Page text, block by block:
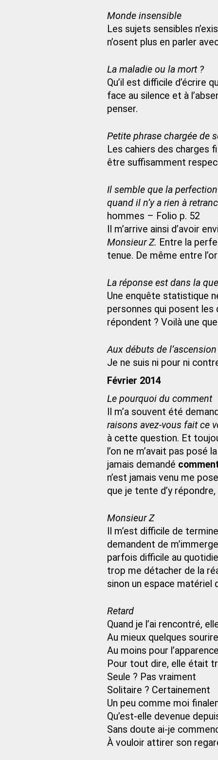
Monde insensible
Les sujets sensibles
n’osent plus en parler
La maladie ou la mort ?
Qu’il est difficile d’écrire
face au silence et à
penser.
Petite phrase chargée de
Les cahiers des charges
être suffisamment
Il semble que la
quand il n’y a rien à
hommes – Folio p. 52
Il m’arrive ainsi d’avoir
Monsieur Z. Entre la
tenue. De même entre
La réponse est dans la
Une enquête statistique
personnes qui posent les
répondent ? Voilà une
Aux débuts de l’ascension
Je ne suis ni pour ni
Février 2014
Le pourquoi du comment
Il m’a souvent été
raisons avez-vous fait ce
à cette question. Et
l’on ne m’avait pas posé
jamais demandé
n’est jamais venu me
que je tente d’y
Monsieur Z
Il m’est difficile de
demandent de
parfois difficile au
trop me détacher de la
sinon un espace
Retard
Quand je l’ai rencontré,
Au mieux quelques
Au moins pour
Pour tout dire, elle était
Seule ? Pas vraiment
Solitaire ? Certainement
Un peu comme moi
Qu’est-elle devenue
Sans doute ai-je
À vouloir attirer son